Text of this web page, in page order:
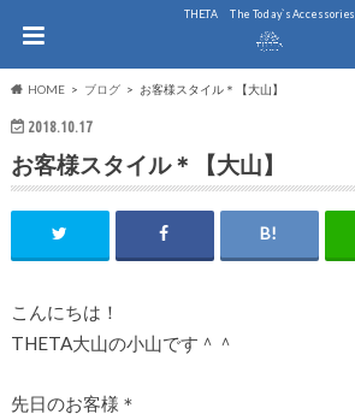
THE.TA The Today`s Accessories
HOME ブログ お客様スタイル＊【大山】
2018.10.17
お客様スタイル＊【大山】
こんにちは！
THETA大山の小山です＾＾
先日のお客様＊